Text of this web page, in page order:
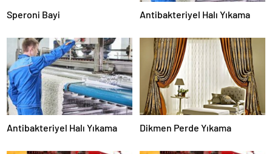
Speroni Bayi Antibakteriyel Halı Yıkama
Antibakteriyel Halı Yıkama Dikmen Perde Yıkama